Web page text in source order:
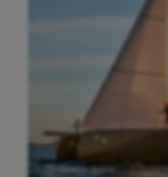
Ⓒ Gazette Sports